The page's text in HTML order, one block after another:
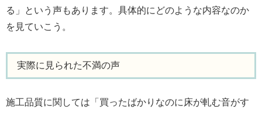
る」という声もあります。具体的にどのような内容なのか
を見ていこう。
実際に見られた不満の声
施工品質に関しては「買ったばかりなのに床が軋む音がす